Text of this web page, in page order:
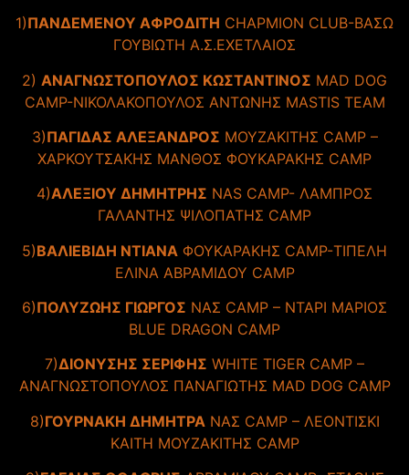
1)ΠΑΝΔΕΜΕΝΟΥ ΑΦΡΟΔΙΤΗ CHAPMION CLUB-ΒΑΣΩ
ΓΟΥΒΙΩΤΗ Α.Σ.ΕΧΕΤΛΑΙΟΣ
2) ΑΝΑΓΝΩΣΤΟΠΟΥΛΟΣ ΚΩΣΤΑΝΤΙΝΟΣ MAD DOG
CAMP-ΝΙΚΟΛΑΚΟΠΟΥΛΟΣ ΑΝΤΩΝΗΣ MASTΙS TEAM
3)ΠΑΓΙΔΑΣ ΑΛΕΞΑΝΔΡΟΣ ΜΟΥΖΑΚΙΤΗΣ CAMP –
ΧΑΡΚΟΥΤΣΑΚΗΣ ΜΑΝΘΟΣ ΦΟΥΚΑΡΑΚΗΣ CAMP
4)ΑΛΕΞΙΟΥ ΔΗΜΗΤΡΗΣ NAS CAMP- ΛΑΜΠΡΟΣ
ΓΑΛΑΝΤΗΣ ΨΙΛΟΠΑΤΗΣ CAMP
5)ΒΑΛΙΕΒΙΔΗ ΝΤΙΑΝΑ ΦΟΥΚΑΡΑΚΗΣ CAMP-ΤΙΠΕΛΗ
ΕΛΙΝΑ ΑΒΡΑΜΙΔΟΥ CAMP
6)ΠΟΛΥΖΩΗΣ ΓΙΩΡΓΟΣ ΝΑΣ CAMP – NTAPI ΜΑΡΙΟΣ
BLUE DRAGON CAMP
7)ΔΙΟΝΥΣΗΣ ΣΕΡΙΦΗΣ WHITE TIGER CAMP –
ΑΝΑΓΝΩΣΤΟΠΟΥΛΟΣ ΠΑΝΑΓΙΩΤΗΣ MAD DOG CAMP
8)ΓΟΥΡΝΑΚΗ ΔΗΜΗΤΡΑ ΝΑΣ CAMP – ΛΕΟΝΤΙΣΚΙ
ΚΑΙΤΗ ΜΟΥΖΑΚΙΤΗΣ CAMP